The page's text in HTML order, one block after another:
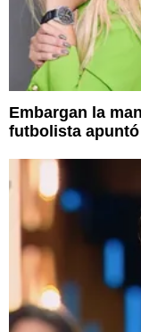
Embargan la
futbolista